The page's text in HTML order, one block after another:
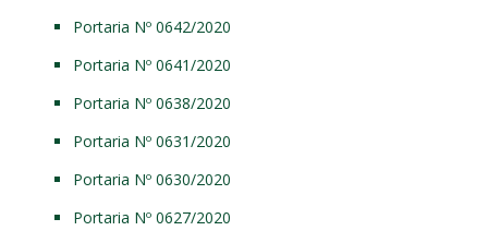
Portaria Nº 0642/2020
Portaria Nº 0641/2020
Portaria Nº 0638/2020
Portaria Nº 0631/2020
Portaria Nº 0630/2020
Portaria Nº 0627/2020